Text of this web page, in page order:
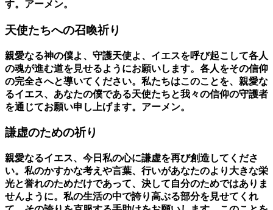
す。アーメン。
天使たちへの召喚祈り
親愛なる神の僕よ、守護天使よ、イエスを呼び起こして各人
の魂が進む道を見せるようにお願いします。各人をその信仰
の完全さへと導いてください。私たちはこのことを、親愛な
るイエス、あなたの僕である天使たちと我々の信仰の守護者
を通じてお願い申し上げます。アーメン。
謙虚のための祈り
親愛なるイエス、今日私の心に謙虚を再び創造してくださ
い。私のかすかな考えや言葉、行いがあなたのより大きな栄
光と誉れのためだけであって、決して自分のためではありま
せんように。私の生活の中で誇り高ぶる部分を見せてくれ